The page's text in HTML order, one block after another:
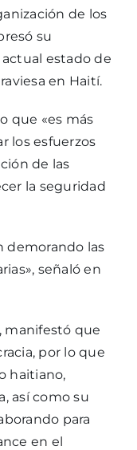
de los
su
estado de
en Haití.
que «es más
los esfuerzos
de las
la seguridad
demorando las
señaló en
manifestó que
por lo que
haitiano,
así como su
para
en el